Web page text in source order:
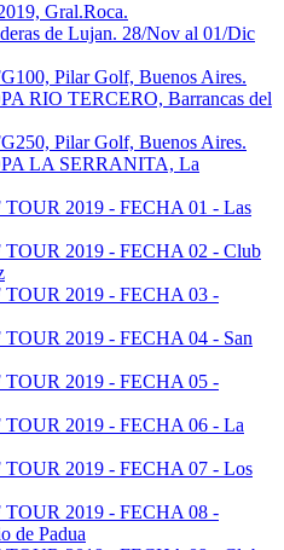
Gral.Roca.
de Lujan. 28/Nov al 01/Dic
Pilar Golf, Buenos Aires.
RIO TERCERO, Barrancas del
Pilar Golf, Buenos Aires.
LA SERRANITA, La
2019 - FECHA 01 - Las
2019 - FECHA 02 - Club
2019 - FECHA 03 -
2019 - FECHA 04 - San
2019 - FECHA 05 -
2019 - FECHA 06 - La
2019 - FECHA 07 - Los
2019 - FECHA 08 -
de Padua